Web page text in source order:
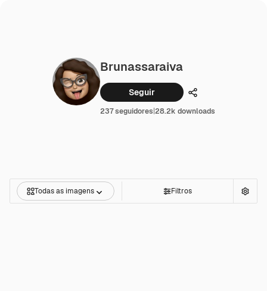
Brunassaraiva
Seguir Compartilhar
237 seguidores|28.2k downloads
Todas as imagens Filtros